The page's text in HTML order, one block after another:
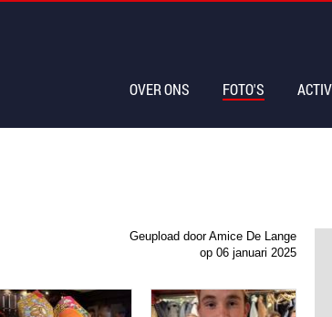
OVER ONS FOTO'S
Geupload door Amice De Lange
op 06 januari 2025